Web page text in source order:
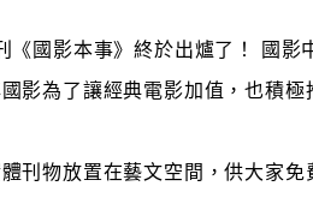
《國影本事》終於出爐了！ 國
影為了讓經典電影加值，也積
刊物放置在藝文空間，供大家免